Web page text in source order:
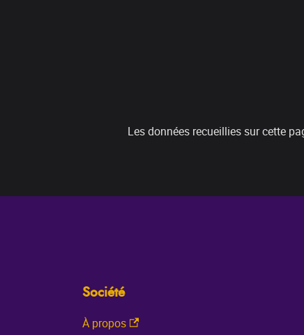
Les données recueillies sur cette
Société
À propos